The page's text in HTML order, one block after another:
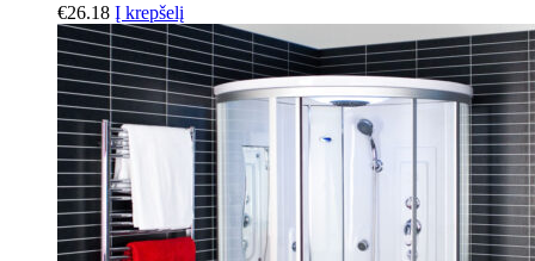
€26.18 Į krepšelį